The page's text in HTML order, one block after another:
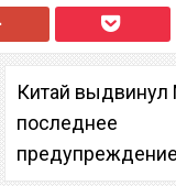
Китай
последнее